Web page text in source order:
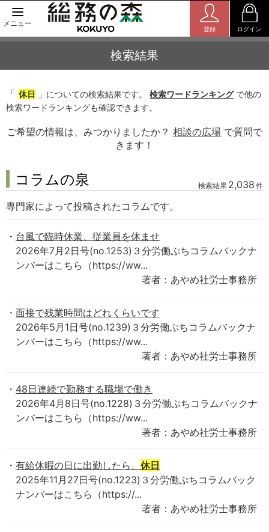
メニュー
登録 ログイン
検索結果
「 休日 」についての検索結果です。 検索ワードランキングで他の
検索ワードランキングも確認できます。
ご希望の情報は、みつかりましたか？ 相談の広場 で質問で
きます！
コラムの泉 検索結果 2,038 件
専門家によって投稿されたコラムです。
台風で臨時休業、従業員を休ませ
2026年7月2日号(no.1253)３分労働ぷちコラムバックナ
ンバーはこちら（https://ww...
著者：あやめ社労士事務所
面接で残業時間はどれくらいです
2026年5月1日号(no.1239)３分労働ぷちコラムバックナ
ンバーはこちら（https://ww...
著者：あやめ社労士事務所
48日連続で勤務する職場で働き
2026年4月8日号(no.1228)３分労働ぷちコラムバックナ
ンバーはこちら（https://ww...
著者：あやめ社労士事務所
有給休暇の日に出勤したら、 休日
2025年11月27日号(no.1223)３分労働ぷちコラムバック
ナンバーはこちら（https://...
著者：あやめ社労士事務所